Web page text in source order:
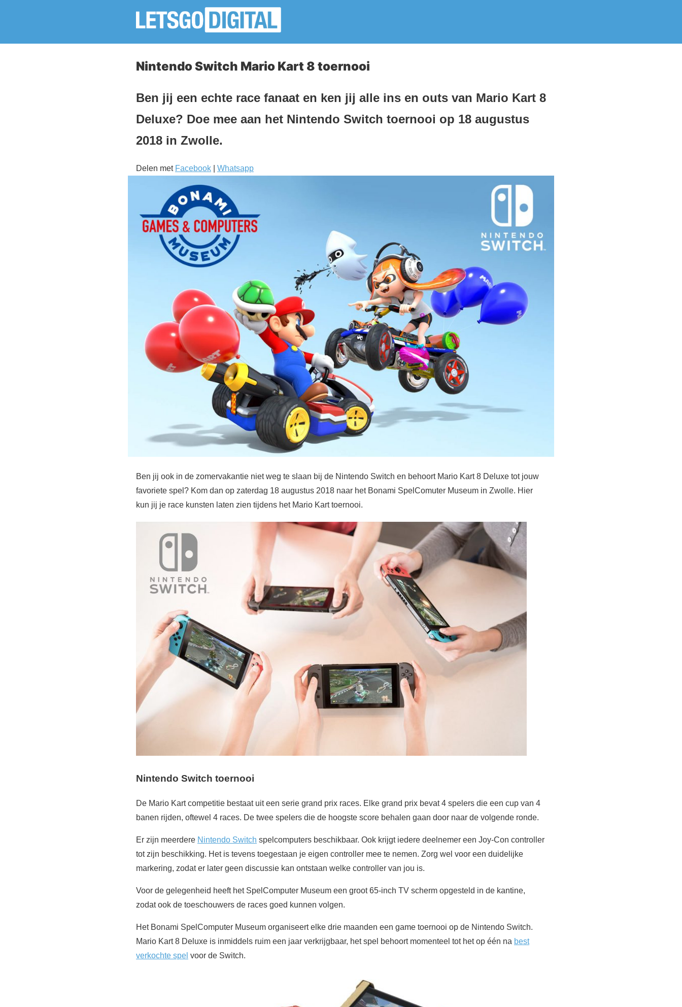
Nintendo Switch Mario Kart 8 toernooi
Ben jij een echte race fanaat en ken jij alle ins en outs van Mario Kart 8
Deluxe? Doe mee aan het Nintendo Switch toernooi op 18 augustus
2018 in Zwolle.
Delen met Facebook Whatsapp
Ben jij ook in de zomervakantie niet weg te slaan bij de Nintendo Switch en behoort Mario Kart 8 Deluxe tot jouw
favoriete spel? Kom dan op zaterdag 18 augustus 2018 naar het Bonami SpelComuter Museum in Zwolle. Hier
kun jij je race kunsten laten zien tijdens het Mario Kart toernooi.
Nintendo Switch toernooi
De Mario Kart competitie bestaat uit een serie grand prix races. Elke grand prix bevat 4 spelers die een cup van 4
banen rijden, oftewel 4 races. De twee spelers die de hoogste score behalen gaan door naar de volgende ronde.
Er zijn meerdere Nintendo Switch spelcomputers beschikbaar. Ook krijgt iedere deelnemer een Joy-Con controller
tot zijn beschikking. Het is tevens toegestaan je eigen controller mee te nemen. Zorg wel voor een duidelijke
markering, zodat er later geen discussie kan ontstaan welke controller van jou is.
Voor de gelegenheid heeft het SpelComputer Museum een groot 65-inch TV scherm opgesteld in de kantine,
zodat ook de toeschouwers de races goed kunnen volgen.
Het Bonami SpelComputer Museum organiseert elke drie maanden een game toernooi op de Nintendo Switch.
Mario Kart 8 Deluxe is inmiddels ruim een jaar verkrijgbaar, het spel behoort momenteel tot het op één na best
verkochte spel voor de Switch.